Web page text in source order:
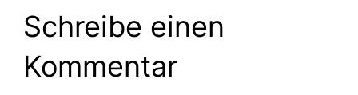
Schreibe einen
Kommentar